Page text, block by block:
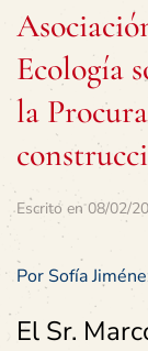
Ecología
la
Escrito en08/02/
Por Sofía
El Sr.